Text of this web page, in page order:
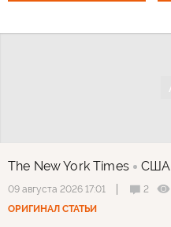
The New York Times США
09 августа 2026 17:01 2
ОРИГИНАЛ СТАТЬИ